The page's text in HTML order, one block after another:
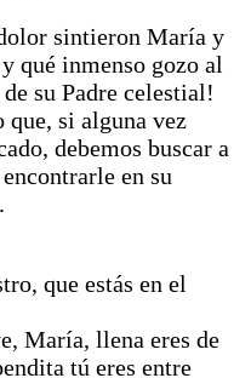
sintieron María y
qué inmenso gozo al
su Padre celestial!
que, si alguna vez
debemos buscar a
en su
que estás en el
María, llena eres de
tú eres entre